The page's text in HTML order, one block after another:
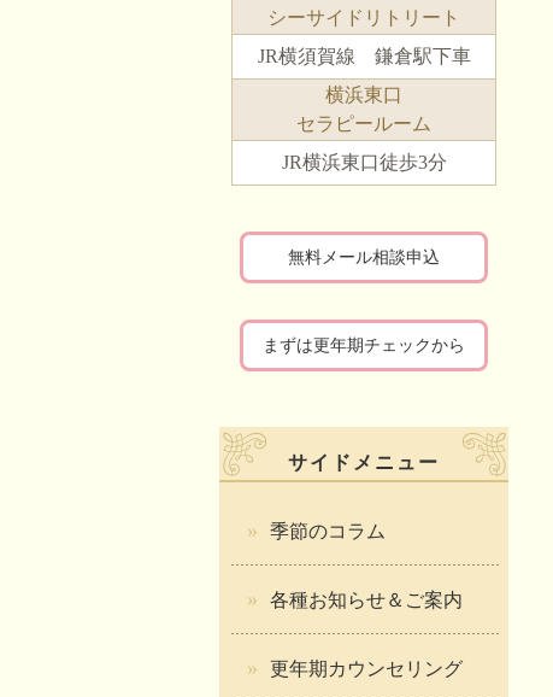
シーサイドリトリート
JR横須賀線 鎌倉駅下車
横浜東口
セラピールーム
JR横浜東口徒歩3分
無料メール相談申込
まずは更年期チェックから
サイドメニュー
季節のコラム
各種お知らせ＆ご案内
更年期カウンセリング